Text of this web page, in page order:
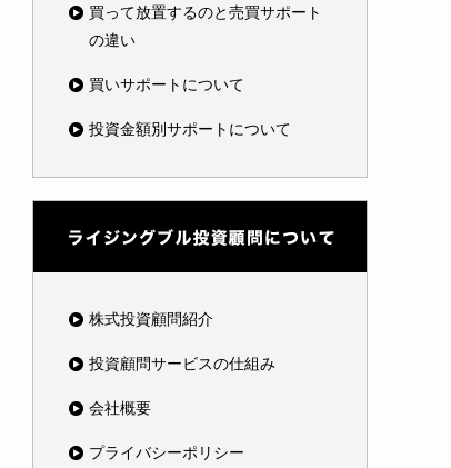
買って放置するのと売買サポート
の違い
買いサポートについて
投資金額別サポートについて
株式投資顧問紹介
投資顧問サービスの仕組み
会社概要
プライバシーポリシー